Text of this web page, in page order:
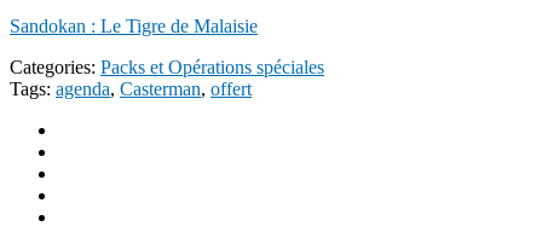
Sandokan : Le Tigre de Malaisie
Categories: Packs et Opérations spéciales
Tags: agenda, Casterman, offert